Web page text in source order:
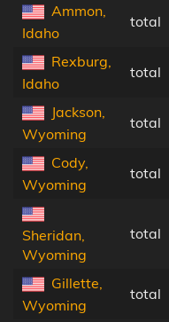
Ammon,
Idaho
total
Rexburg,
Idaho
total
Jackson,
Wyoming
total
Cody,
Wyoming
total
Sheridan,
Wyoming
total
Gillette,
Wyoming
total